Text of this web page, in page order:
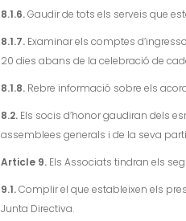
8.1.6.Gaudir de tots els serveis que
8.1.7. Examinar els comptes
20 dies abans de la celebració de
8.1.8. Rebre informació sobre els
8.2. Els socis d’honor gaudiran dels
assemblees generals i de la seva
Article 9. Els Associats tindran els
9.1.Complir el que estableixen els
Junta Directiva.